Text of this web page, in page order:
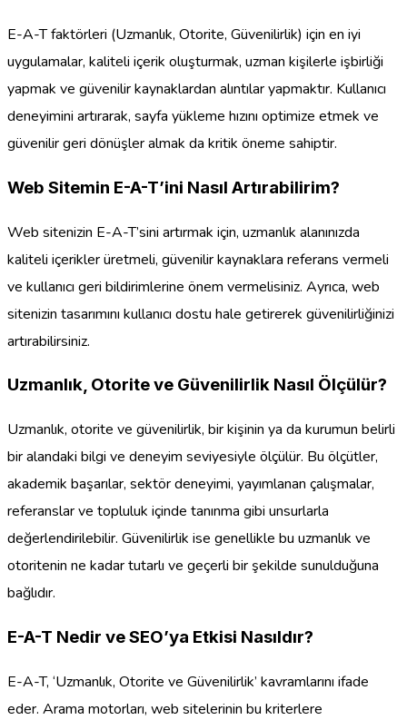
E-A-T faktörleri (Uzmanlık, Otorite, Güvenilirlik) için en iyi
uygulamalar, kaliteli içerik oluşturmak, uzman kişilerle işbirliği
yapmak ve güvenilir kaynaklardan alıntılar yapmaktır. Kullanıcı
deneyimini artırarak, sayfa yükleme hızını optimize etmek ve
güvenilir geri dönüşler almak da kritik öneme sahiptir.
Web Sitemin E-A-T’ini Nasıl Artırabilirim?
Web sitenizin E-A-T’sini artırmak için, uzmanlık alanınızda
kaliteli içerikler üretmeli, güvenilir kaynaklara referans vermeli
ve kullanıcı geri bildirimlerine önem vermelisiniz. Ayrıca, web
sitenizin tasarımını kullanıcı dostu hale getirerek güvenilirliğinizi
artırabilirsiniz.
Uzmanlık, Otorite ve Güvenilirlik Nasıl Ölçülür?
Uzmanlık, otorite ve güvenilirlik, bir kişinin ya da kurumun belirli
bir alandaki bilgi ve deneyim seviyesiyle ölçülür. Bu ölçütler,
akademik başarılar, sektör deneyimi, yayımlanan çalışmalar,
referanslar ve topluluk içinde tanınma gibi unsurlarla
değerlendirilebilir. Güvenilirlik ise genellikle bu uzmanlık ve
otoritenin ne kadar tutarlı ve geçerli bir şekilde sunulduğuna
bağlıdır.
E-A-T Nedir ve SEO’ya Etkisi Nasıldır?
E-A-T, ‘Uzmanlık, Otorite ve Güvenilirlik’ kavramlarını ifade
eder. Arama motorları, web sitelerinin bu kriterlere